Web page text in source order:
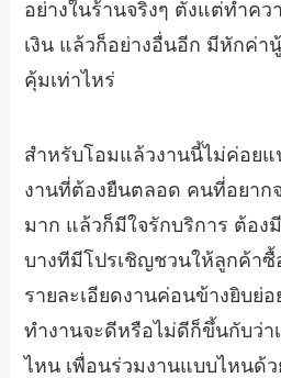
อย่างในร้านจริงๆ ตั้งแต่ทำค
เงิน แล้วก็อย่างอื่นอีก มีหักค่า
คุ้มเท่าไหร่
สำหรับโอมแล้วงานนี้ไม่ค่อยแ
งานที่ต้องยืนตลอด คนที่อยา
มาก แล้วก็มีใจรักบริการ ต้อง
บางทีมีโปรเชิญชวนให้ลูกค้า
รายละเอียดงานค่อนข้างยิบย่
ทำงานจะดีหรือไม่ดีก็ขึ้นกับว่า
ไหน เพื่อนร่วมงานแบบไหนด้